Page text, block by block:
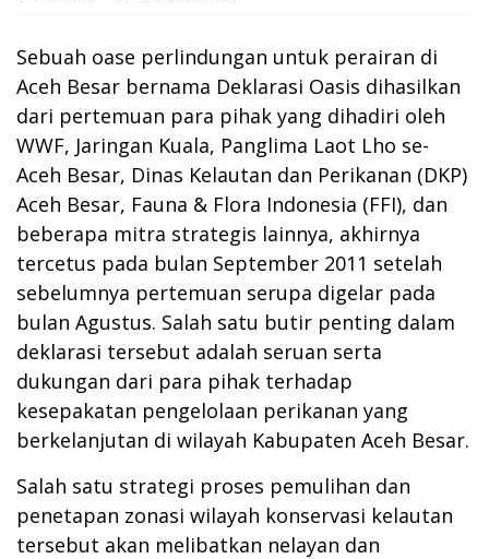
Sebuah oase perlindungan untuk perairan di
Aceh Besar bernama Deklarasi Oasis dihasilkan
dari pertemuan para pihak yang dihadiri oleh
WWF, Jaringan Kuala, Panglima Laot Lho se-
Aceh Besar, Dinas Kelautan dan Perikanan (DKP)
Aceh Besar, Fauna & Flora Indonesia (FFI), dan
beberapa mitra strategis lainnya, akhirnya
tercetus pada bulan September 2011 setelah
sebelumnya pertemuan serupa digelar pada
bulan Agustus. Salah satu butir penting dalam
deklarasi tersebut adalah seruan serta
dukungan dari para pihak terhadap
kesepakatan pengelolaan perikanan yang
berkelanjutan di wilayah Kabupaten Aceh Besar.
Salah satu strategi proses pemulihan dan
penetapan zonasi wilayah konservasi kelautan
tersebut akan melibatkan nelayan dan